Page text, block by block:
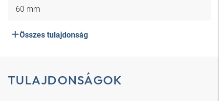
60 mm
Összes tulajdonság
TULAJDONSÁGOK